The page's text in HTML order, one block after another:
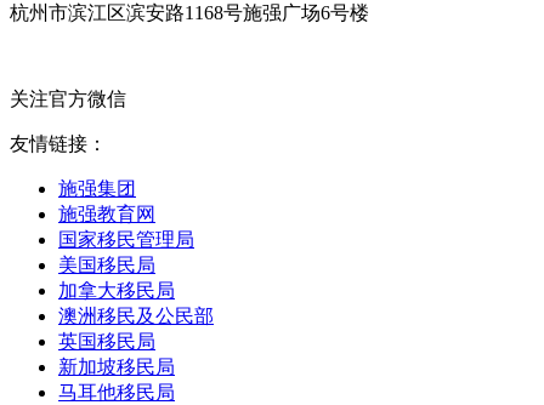
杭州市滨江区滨安路1168号施强广场6号楼
关注官方微信
友情链接：
施强集团
施强教育网
国家移民管理局
美国移民局
加拿大移民局
澳洲移民及公民部
英国移民局
新加坡移民局
马耳他移民局